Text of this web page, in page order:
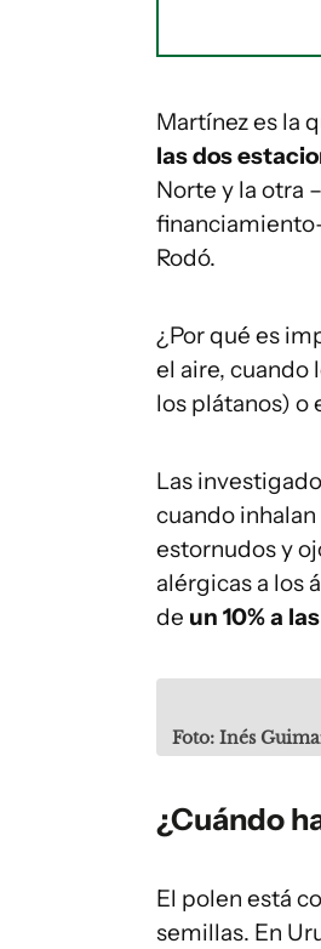
Martínez es la
las dos
Norte y la otra
Rodó.
¿Por qué es
el aire, cuando
los plátanos) o
Las
cuando
estornudos y
alérgicas a los
de un 10% a
Foto: Inés
¿Cuándo
El polen está
semillas. En